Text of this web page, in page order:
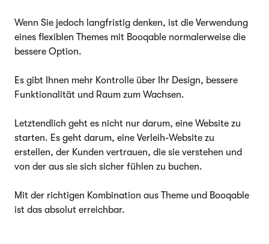
Wenn Sie jedoch langfristig denken, ist die Verwendung
eines flexiblen Themes mit Booqable normalerweise die
bessere Option.
Es gibt Ihnen mehr Kontrolle über Ihr Design, bessere
Funktionalität und Raum zum Wachsen.
Letztendlich geht es nicht nur darum, eine Website zu
starten. Es geht darum, eine Verleih-Website zu
erstellen, der Kunden vertrauen, die sie verstehen und
von der aus sie sich sicher fühlen zu buchen.
Mit der richtigen Kombination aus Theme und Booqable
ist das absolut erreichbar.